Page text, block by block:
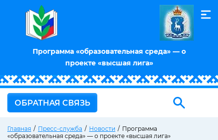
Программа «образовательная среда» — о
проекте «высшая лига»
ОБРАТНАЯ СВЯЗЬ
Главная / Пресс-служба / Новости / Программа
«образовательная среда» — о проекте «высшая лига»